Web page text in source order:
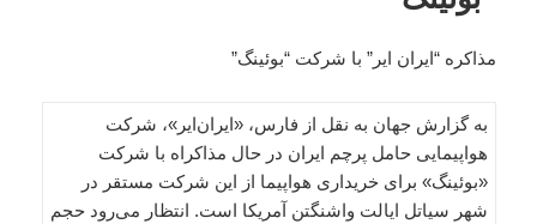
مذاکره “ایران ایر” با شرکت “بوئینگ”
به گزارش جهان به نقل از فارس، «ایران‌ایر»، شرکت
هواپیمایی حامل پرچم ایران در حال مذاکراه با شرکت
«بوئینگ» برای خریداری هواپیما از این شرکت مستقر در
شهر سیاتل ایالت واشنگتن آمریکا است. انتظار می‌رود حجم